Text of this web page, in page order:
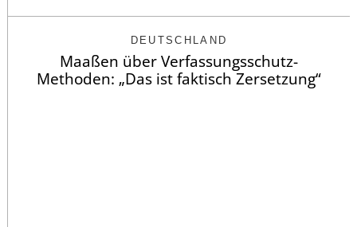
DEUTSCHLAND
Maaßen über Verfassungsschutz-
Methoden: „Das ist faktisch Zersetzung“